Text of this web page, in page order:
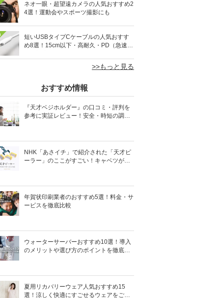
ネオ一眼・超望遠カメラの人気おすすめ2
4選！運動会やスポーツ撮影にも
短いUSBタイプCケーブルの人気おすす
め8選！15cm以下・高耐久・PD（急速充
>>もっと見る
おすすめ情報
『天才ベジホルダー』の口コミ・評判を
参考に実証レビュー！安全・時短の調理
NHK「あさイチ」で紹介された「天才ピ
ーラー」のここがすごい！キャベツがほ
年賀状印刷業者のおすすめ5選！料金・サ
ービスを徹底比較
ウォーターサーバーおすすめ10選！導入
のメリットや選び方のポイントを徹底解
夏用リカバリーウェア人気おすすめ15
選！涼しく快適にすごせるウェアをご紹